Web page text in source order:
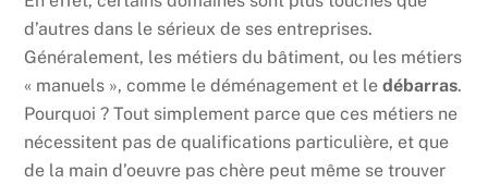
d’autres dans le sérieux de ses entreprises.
Généralement, les métiers du bâtiment, ou les métiers
« manuels », comme le déménagement et ledébarras.
Pourquoi ? Tout simplement parce que ces métiers ne
nécessitent pas de qualifications particulière, et que
de la main d’oeuvre pas chère peut même se trouver